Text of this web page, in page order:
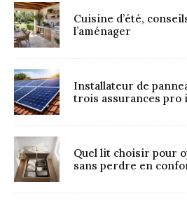
Cuisine d’été,
l’aménager
Installateur de
trois assurances pro
Quel lit choisir pour
sans perdre en